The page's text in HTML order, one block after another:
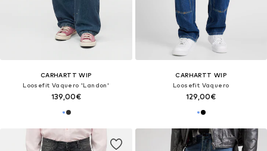
CARHARTT WIP
Loosefit Vaquero 'Landon'
139,00€
CARHARTT WIP
Loosefit Vaquero
129,00€